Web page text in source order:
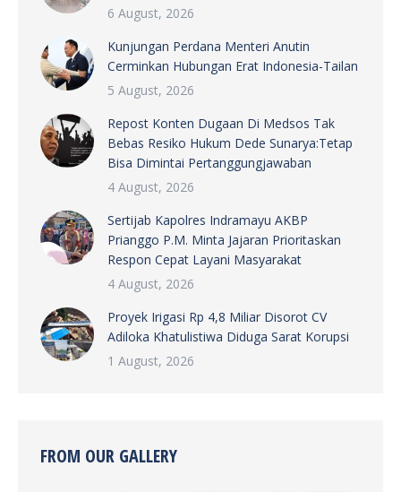
6 August, 2026
Kunjungan Perdana Menteri Anutin
Cerminkan Hubungan Erat Indonesia-Tailan
5 August, 2026
Repost Konten Dugaan Di Medsos Tak
Bebas Resiko Hukum Dede Sunarya:Tetap
Bisa Dimintai Pertanggungjawaban
4 August, 2026
Sertijab Kapolres Indramayu AKBP
Prianggo P.M. Minta Jajaran Prioritaskan
Respon Cepat Layani Masyarakat
4 August, 2026
Proyek Irigasi Rp 4,8 Miliar Disorot CV
Adiloka Khatulistiwa Diduga Sarat Korupsi
1 August, 2026
FROM OUR GALLERY